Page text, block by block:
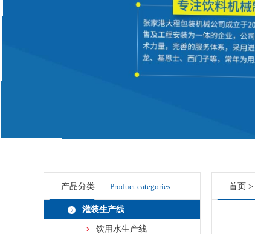
产品分类 Product categories
灌装生产线
饮用水生产线
首页 >